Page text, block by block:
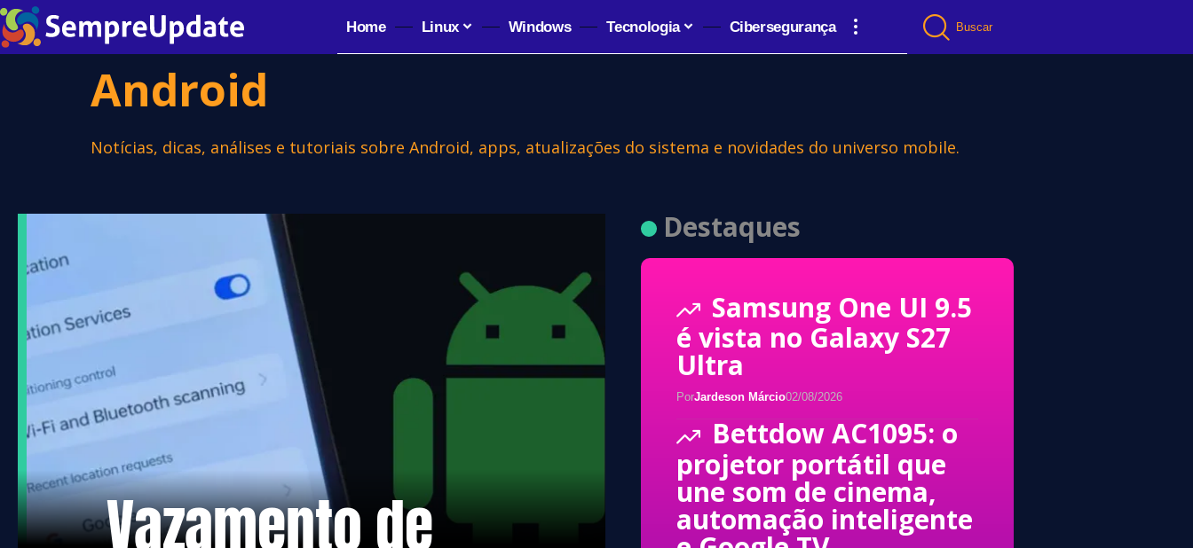
Home Linux Windows Tecnologia Cibersegurança Buscar
Android
Notícias, dicas, análises e tutoriais sobre Android, apps, atualizações do sistema e novidades do universo mobile.
Vazamento de
Destaques
Samsung One UI 9.5
é vista no Galaxy S27
Ultra
PorJardeson Márcio02/08/2026
Bettdow AC1095: o
projetor portátil que
une som de cinema,
automação inteligente